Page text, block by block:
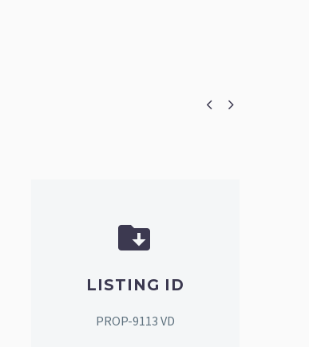
 


LISTING ID
PROP-9113 VD